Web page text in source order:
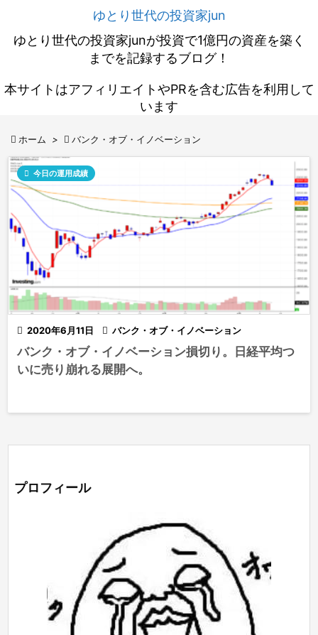
ゆとり世代の投資家jun
ゆとり世代の投資家junが投資で1億円の資産を築く
までを記録するブログ！
本サイトはアフィリエイトやPRを含む広告を利用して
います
 ホーム >  バンク・オブ・イノベーション
 2020年6月11日
 今日の運用成績
 バンク・オブ・イノベーション
バンク・オブ・イノベーション損切り。日経平均つ
いに売り崩れる展開へ。
プロフィール